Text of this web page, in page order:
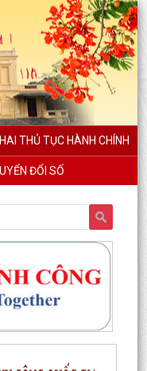
THỦ TỤC HÀNH CHÍNH
ĐỔI SỐ